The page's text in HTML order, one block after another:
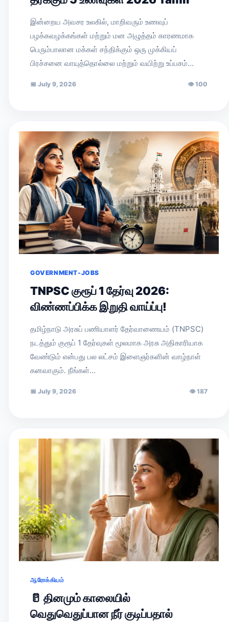
இன்றைய அவசர உலகில், மாறிவரும் உணவுப்
பழக்கவழக்கங்கள் மற்றும் மன அழுத்தம் காரணமாக
பெரும்பாலான மக்கள் சந்திக்கும் ஒரு முக்கியப்
பிரச்சனை வாயுத்தொல்லை மற்றும் வயிற்று உப்பசம்…
📅 July 9, 2026 👁100
GOVERNMENT-JOBS
TNPSC குரூப் 1 தேர்வு 2026:
விண்ணப்பிக்க இறுதி வாய்ப்பு!
தமிழ்நாடு அரசுப் பணியாளர் தேர்வாணையம் (TNPSC)
நடத்தும் குரூப் 1 தேர்வுகள் மூலமாக அரசு அதிகாரியாக
வேண்டும் என்பது பல லட்சம் இளைஞர்களின் வாழ்நாள்
கனவாகும். நீங்கள்…
📅 July 9, 2026 👁187
ஆரோக்கியம்
🥛 தினமும் காலையில்
வெதுவெதுப்பான நீர் குடிப்பதால்